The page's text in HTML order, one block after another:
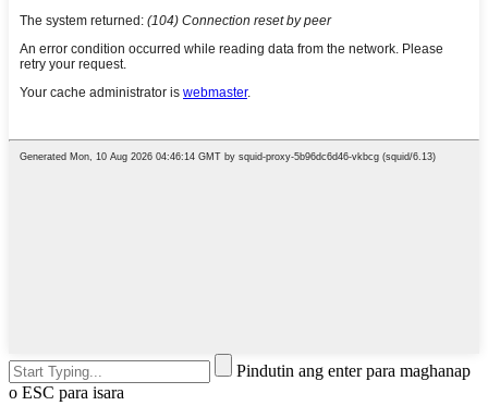
Pindutin ang enter para maghanap
o ESC para isara